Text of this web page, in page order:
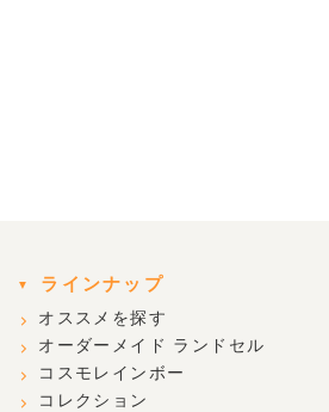
ラインナップ
オススメを探す
オーダーメイド ランドセル
コスモレインボー
コレクション